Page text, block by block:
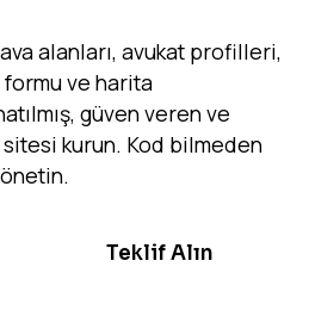
alanları, avukat profilleri,
formu ve harita
güven veren ve
kurun. Kod bilmeden
Teklif Alın